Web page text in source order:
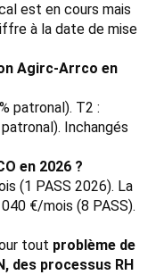
est en cours mais
à la date de mise
Agirc-Arrco en
patronal). T2 :
Inchangés
en 2026 ?
(1 PASS 2026). La
€/mois (8 PASS).
tout problème de
des processus RH